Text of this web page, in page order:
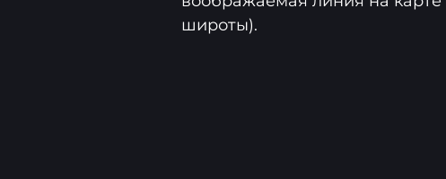
широты).